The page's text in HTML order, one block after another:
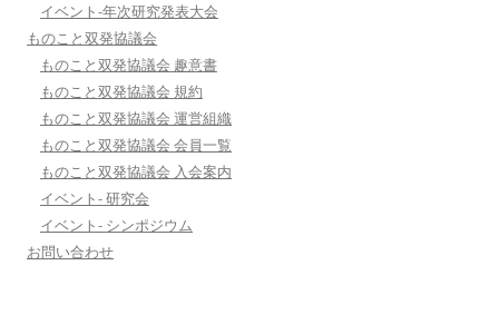
イベント-年次研究発表大会
ものこと双発協議会
ものこと双発協議会 趣意書
ものこと双発協議会 規約
ものこと双発協議会 運営組織
ものこと双発協議会 会員一覧
ものこと双発協議会 入会案内
イベント- 研究会
イベント- シンポジウム
お問い合わせ